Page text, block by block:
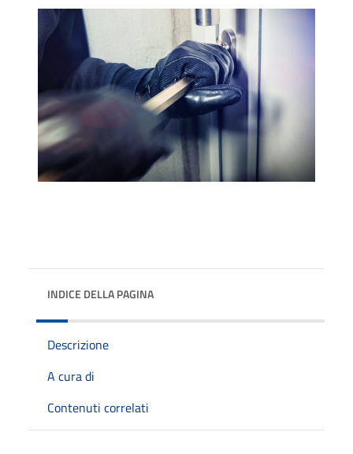
INDICE DELLA PAGINA
Descrizione
A cura di
Contenuti correlati